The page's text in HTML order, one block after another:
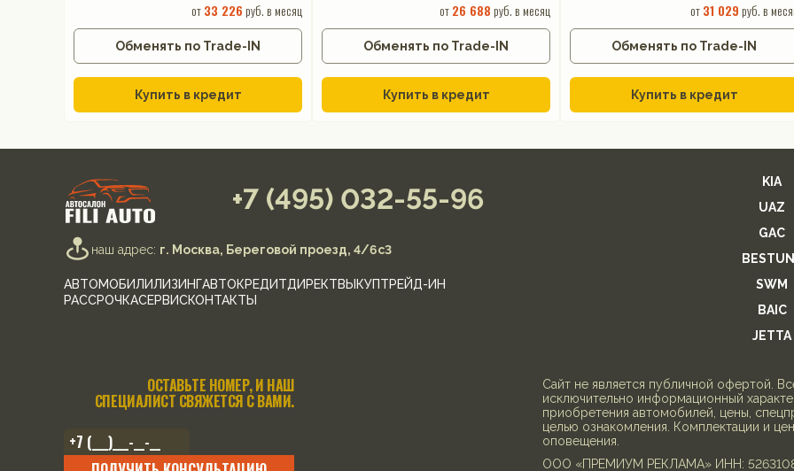
от33 226 руб. в месяц
Обменять по Trade-IN
Купить в кредит
от26 688 руб. в месяц
Обменять по Trade-IN
Купить в кредит
от31 029 руб. в
Обменять по Trade-IN
Купить в кредит
+7 (495) 032-55-96
наш адрес: г. Москва, Береговой проезд, 4/6с3
АВТОМОБИЛИЛИЗИНГАВТОКРЕДИТДИРЕКТВЫКУПТРЕЙД-ИН
РАССРОЧКАСЕРВИСКОНТАКТЫ
KIA
UAZ
GAC
SWM
BAIC
JETTA
ОСТАВЬТЕ НОМЕР, И НАШ
СПЕЦИАЛИСТ СВЯЖЕТСЯ С ВАМИ.
Cайт не является публичной офертой.
исключительно информационный
приобретения автомобилей, цены,
целью ознакомления. Комплектации и
оповещения.
ООО «ПРЕМИУМ РЕКЛАМА» ИНН: